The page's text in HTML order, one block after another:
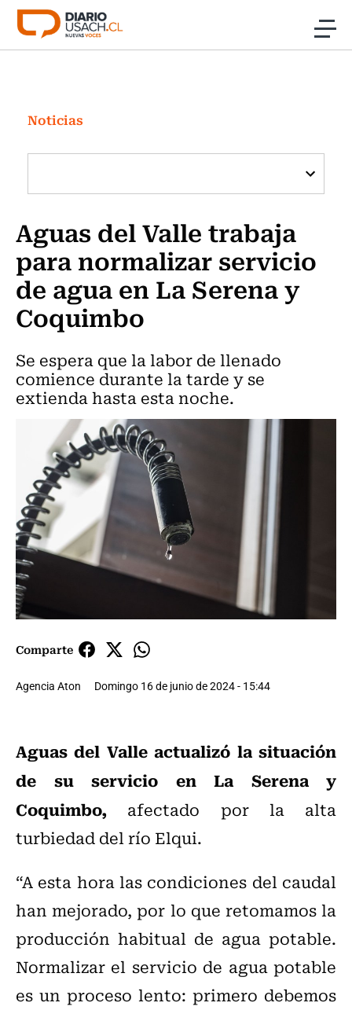
Click acá para ir directamente al contenido
Investigación
Cultura
Programas Radio y TV Usach
Noticias
Aguas del Valle trabaja
para normalizar servicio
de agua en La Serena y
Coquimbo
Se espera que la labor de llenado
comience durante la tarde y se
extienda hasta esta noche.
Comparte
Agencia Aton Domingo 16 de junio de 2024 - 15:44
Aguas del Valle actualizó la situación
de su servicio en La Serena y
Coquimbo, afectado por la alta
turbiedad del río Elqui.
“A esta hora las condiciones del caudal
han mejorado, por lo que retomamos la
producción habitual de agua potable.
Normalizar el servicio de agua potable
es un proceso lento: primero debemos